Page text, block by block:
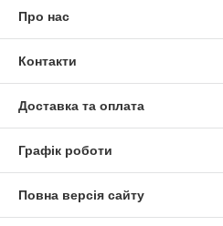
Про нас
Контакти
Доставка та оплата
Графік роботи
Повна версія сайту